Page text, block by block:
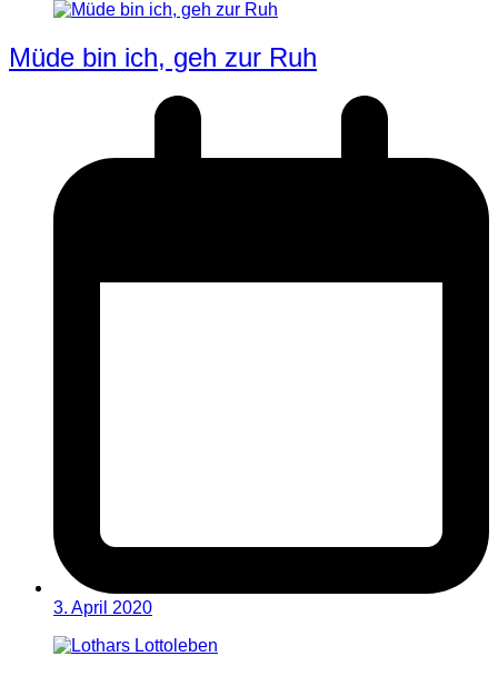
Müde bin ich, geh zur Ruh
3. April 2020